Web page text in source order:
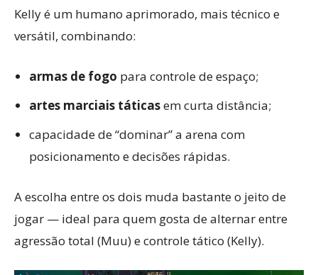
Kelly é um humano aprimorado, mais técnico e
versátil, combinando:
armas de fogo para controle de espaço;
artes marciais táticasem curta distância;
capacidade de “dominar” a arena com
posicionamento e decisões rápidas.
A escolha entre os dois muda bastante o jeito de
jogar — ideal para quem gosta de alternar entre
agressão total (Muu) e controle tático (Kelly).